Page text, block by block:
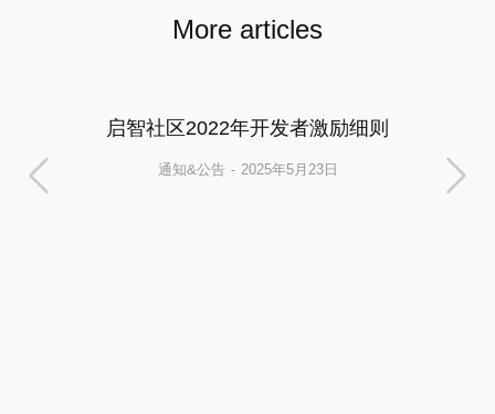
More articles
启智社区2022年开发者激励细则
通知&公告 2025年5月23日